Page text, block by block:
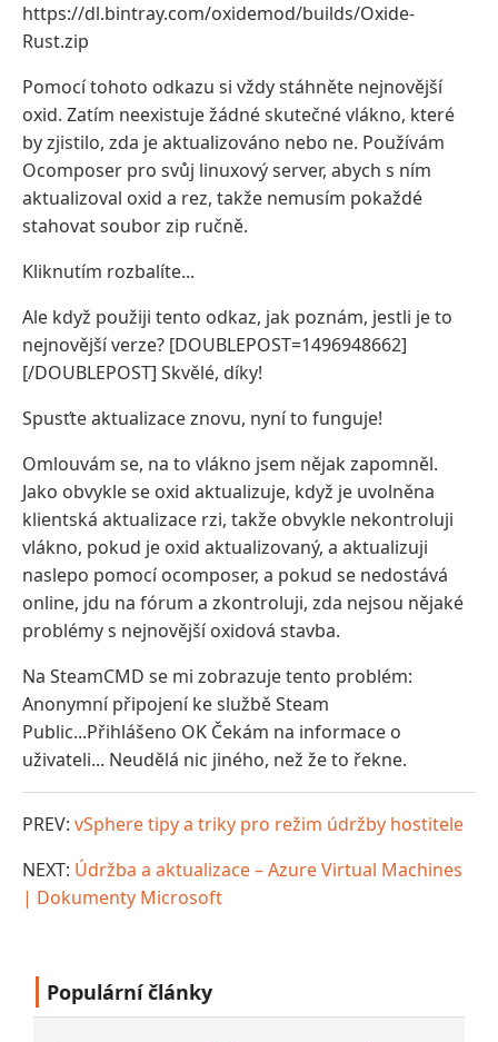
https://dl.bintray.com/oxidemod/builds/Oxide-
Rust.zip
Pomocí tohoto odkazu si vždy stáhněte nejnovější
oxid. Zatím neexistuje žádné skutečné vlákno, které
by zjistilo, zda je aktualizováno nebo ne. Používám
Ocomposer pro svůj linuxový server, abych s ním
aktualizoval oxid a rez, takže nemusím pokaždé
stahovat soubor zip ručně.
Kliknutím rozbalíte...
Ale když použiji tento odkaz, jak poznám, jestli je to
nejnovější verze? [DOUBLEPOST=1496948662]
[/DOUBLEPOST] Skvělé, díky!
Spusťte aktualizace znovu, nyní to funguje!
Omlouvám se, na to vlákno jsem nějak zapomněl.
Jako obvykle se oxid aktualizuje, když je uvolněna
klientská aktualizace rzi, takže obvykle nekontroluji
vlákno, pokud je oxid aktualizovaný, a aktualizuji
naslepo pomocí ocomposer, a pokud se nedostává
online, jdu na fórum a zkontroluji, zda nejsou nějaké
problémy s nejnovější oxidová stavba.
Na SteamCMD se mi zobrazuje tento problém:
Anonymní připojení ke službě Steam
Public...Přihlášeno OK Čekám na informace o
uživateli... Neudělá nic jiného, ​​než že to řekne.
PREV: vSphere tipy a triky pro režim údržby hostitele
NEXT: Údržba a aktualizace – Azure Virtual Machines
| Dokumenty Microsoft
Populární články